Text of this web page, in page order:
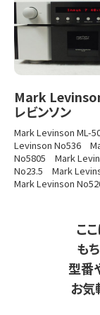
Mark
レビンソン
Mark Levinson ML-
Levinson No536
No5805
Mark
No23.5
Mark
Mark Levinson
こ
も
型番
お気